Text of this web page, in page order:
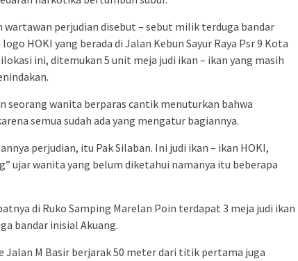
wartawan perjudian disebut – sebut milik terduga bandar
HOKI yang berada di Jalan Kebun Sayur Raya Psr 9 Kota
ini, ditemukan 5 unit meja judi ikan – ikan yang masih
seorang wanita berparas cantik menuturkan bahwa
semua sudah ada yang mengatur bagiannya.
perjudian, itu Pak Silaban. Ini judi ikan – ikan HOKI,
ujar wanita yang belum diketahui namanya itu beberapa
di Ruko Samping Marelan Poin terdapat 3 meja judi ikan
bandar inisial Akuang.
Jalan M Basir berjarak 50 meter dari titik pertama juga